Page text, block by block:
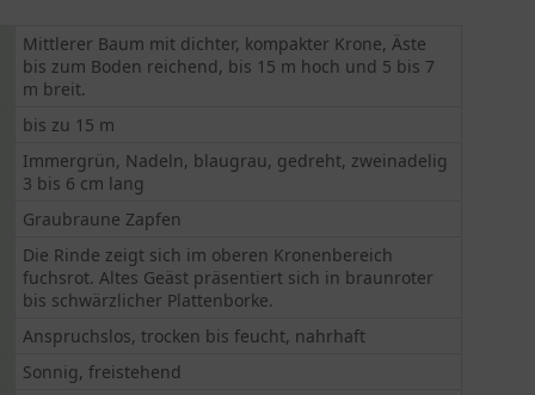
Mittlerer Baum mit dichter, kompakter Krone, Äste
bis zum Boden reichend, bis 15 m hoch und 5 bis 7
m breit.
bis zu 15 m
Immergrün, Nadeln, blaugrau, gedreht, zweinadelig
3 bis 6 cm lang
Graubraune Zapfen
Die Rinde zeigt sich im oberen Kronenbereich
fuchsrot. Altes Geäst präsentiert sich in braunroter
bis schwärzlicher Plattenborke.
Anspruchslos, trocken bis feucht, nahrhaft
Sonnig, freistehend